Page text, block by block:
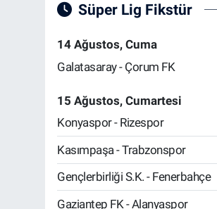
Süper Lig Fikstür
14 Ağustos, Cuma
Galatasaray - Çorum FK
15 Ağustos, Cumartesi
Konyaspor - Rizespor
Kasımpaşa - Trabzonspor
Gençlerbirliği S.K. - Fenerbahçe
Gaziantep FK - Alanyaspor